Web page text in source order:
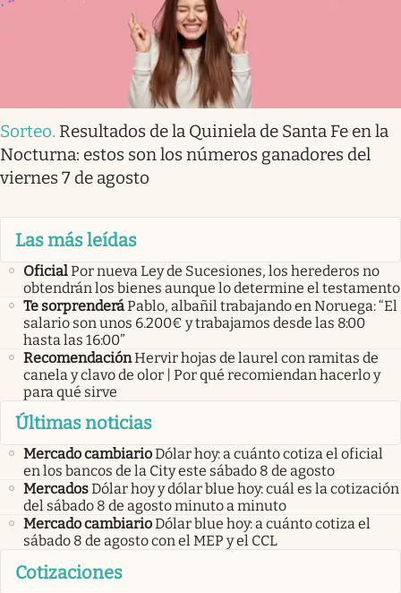
Sorteo. Resultados de la Quiniela de Santa Fe en la
Nocturna: estos son los números ganadores del
viernes 7 de agosto
Las más leídas
OficialPor nueva Ley de Sucesiones, los herederos no
obtendrán los bienes aunque lo determine el testamento
Te sorprenderáPablo, albañil trabajando en Noruega: “El
salario son unos 6.200€ y trabajamos desde las 8:00
hasta las 16:00”
RecomendaciónHervir hojas de laurel con ramitas de
canela y clavo de olor | Por qué recomiendan hacerlo y
para qué sirve
Últimas noticias
Mercado cambiarioDólar hoy: a cuánto cotiza el oficial
en los bancos de la City este sábado 8 de agosto
MercadosDólar hoy y dólar blue hoy: cuál es la cotización
del sábado 8 de agosto minuto a minuto
Mercado cambiarioDólar blue hoy: a cuánto cotiza el
sábado 8 de agosto con el MEP y el CCL
Cotizaciones